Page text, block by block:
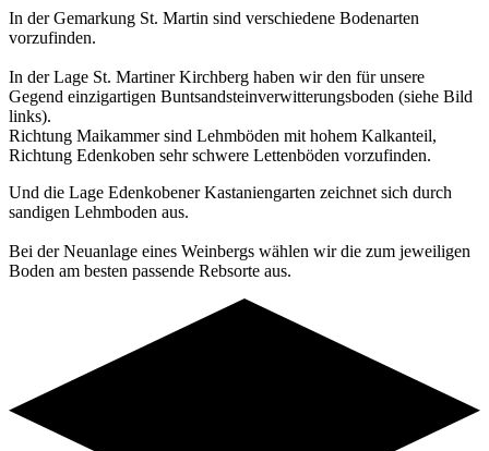
In der Gemarkung St. Martin sind verschiedene Bodenarten
vorzufinden.
In der Lage St. Martiner Kirchberg haben wir den für unsere
Gegend einzigartigen Buntsandsteinverwitterungsboden (siehe Bild
links).
Richtung Maikammer sind Lehmböden mit hohem Kalkanteil,
Richtung Edenkoben sehr schwere Lettenböden vorzufinden.
Und die Lage Edenkobener Kastaniengarten zeichnet sich durch
sandigen Lehmboden aus.
Bei der Neuanlage eines Weinbergs wählen wir die zum jeweiligen
Boden am besten passende Rebsorte aus.